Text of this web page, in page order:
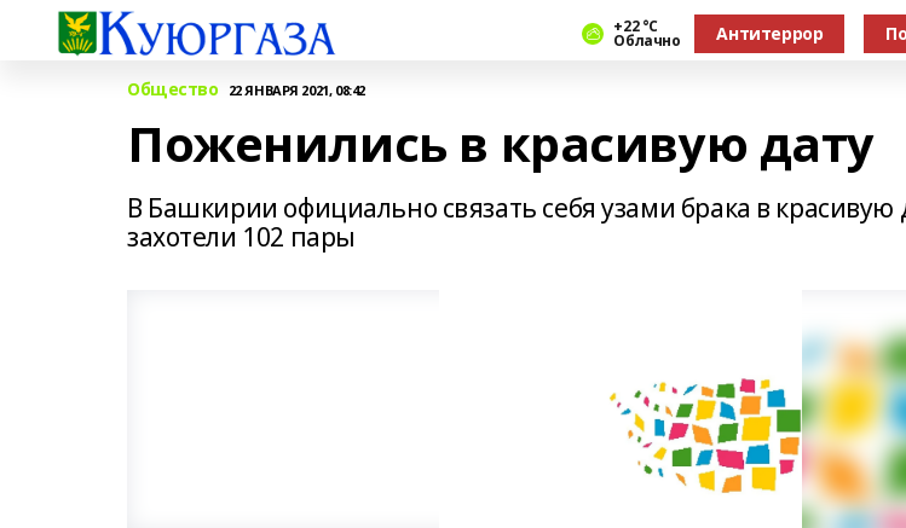
+22 °С
Облачно Антитеррор
Общество 22 ЯНВАРЯ 2021, 08:42
Поженились в красивую дату
В Башкирии официально связать себя узами брака в красивую
захотели 102 пары